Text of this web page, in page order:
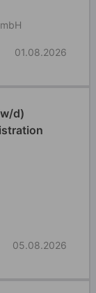
01.08.2026
d)
05.08.2026